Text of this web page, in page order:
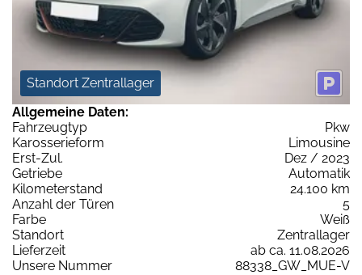
Standort Zentrallager
Allgemeine Daten:
Fahrzeugtyp
Pkw
Karosserieform
Limousine
Erst-Zul.
Dez / 2023
Getriebe
Automatik
Kilometerstand
24.100 km
Anzahl der Türen
5
Farbe
Weiß
Standort
Zentrallager
Lieferzeit
ab ca. 11.08.2026
Unsere Nummer
88338_GW_MUE-V